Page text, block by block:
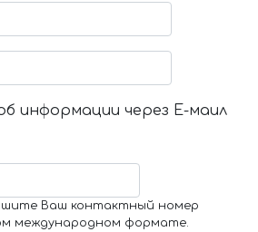
информации через Е-маил
Ваш контактный номер
международном формате.